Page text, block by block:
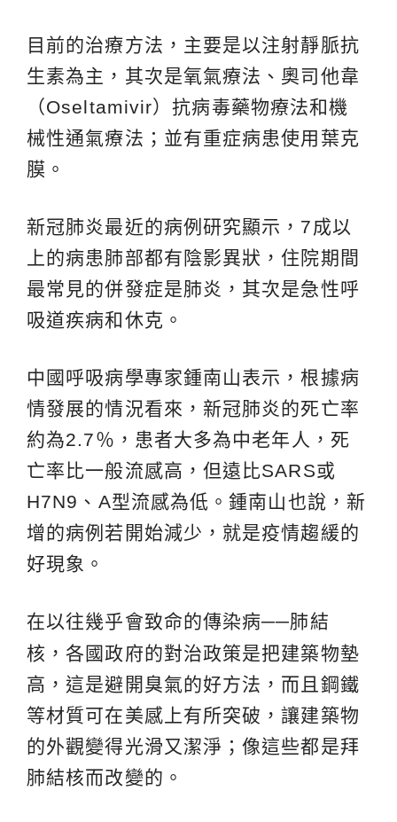
目前的治療方法，主要是以注射靜脈抗
生素為主，其次是氧氣療法、奧司他韋
（Oseltamivir）抗病毒藥物療法和機
械性通氣療法；並有重症病患使用葉克
膜。
新冠肺炎最近的病例研究顯示，7成以
上的病患肺部都有陰影異狀，住院期間
最常見的併發症是肺炎，其次是急性呼
吸道疾病和休克。
中國呼吸病學專家鍾南山表示，根據病
情發展的情況看來，新冠肺炎的死亡率
約為2.7％，患者大多為中老年人，死
亡率比一般流感高，但遠比SARS或
H7N9、A型流感為低。鍾南山也說，新
增的病例若開始減少，就是疫情趨緩的
好現象。
在以往幾乎會致命的傳染病──肺結
核，各國政府的對治政策是把建築物墊
高，這是避開臭氣的好方法，而且鋼鐵
等材質可在美感上有所突破，讓建築物
的外觀變得光滑又潔淨；像這些都是拜
肺結核而改變的。